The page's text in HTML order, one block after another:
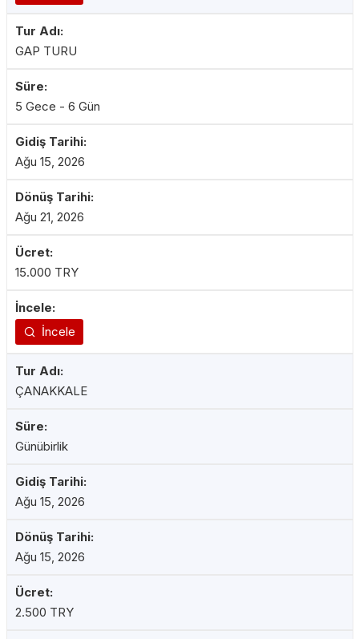
GAP TURU
5 Gece - 6 Gün
Ağu 15, 2026
Ağu 21, 2026
15.000 TRY
İncele
ÇANAKKALE
Günübirlik
Ağu 15, 2026
Ağu 15, 2026
2.500 TRY